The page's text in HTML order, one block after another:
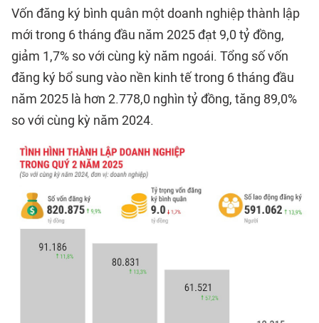
Vốn đăng ký bình quân một doanh nghiệp thành lập
mới trong 6 tháng đầu năm 2025 đạt 9,0 tỷ đồng,
giảm 1,7% so với cùng kỳ năm ngoái. Tổng số vốn
đăng ký bổ sung vào nền kinh tế trong 6 tháng đầu
năm 2025 là hơn 2.778,0 nghìn tỷ đồng, tăng 89,0%
so với cùng kỳ năm 2024.